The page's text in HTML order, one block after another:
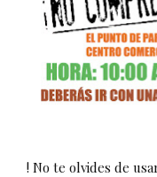
! No te olvides de